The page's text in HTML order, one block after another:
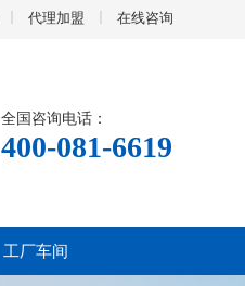
代理加盟 在线咨询
全国咨询电话：
400-081-6619
工厂车间